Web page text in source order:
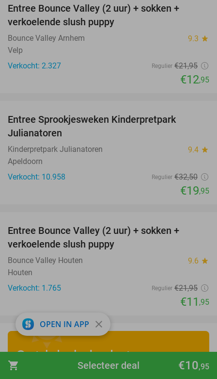
shopping_cart €10,95
Selecteer deal
Entree Bounce Valley (2 uur) + sokken +
verkoelende slush puppy
Bounce Valley Arnhem 9.3 star
Velp
Verkocht: 2.327
Regulier €21,95
€12,95
Entree Sprookjesweken Kinderpretpark
Julianatoren
Kinderpretpark Julianatoren 9.4 star
Apeldoorn
Verkocht: 10.958
Regulier €32,50
€19,95
Entree Bounce Valley (2 uur) + sokken +
verkoelende slush puppy
Bounce Valley Houten 9.6 star
Houten
Verkocht: 1.765
Regulier €21,95
€11 ,95
Ontdek de leukste
OPEN IN APP close